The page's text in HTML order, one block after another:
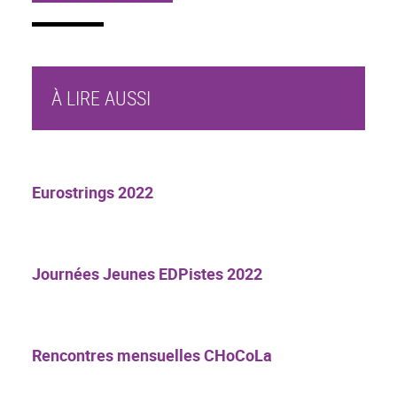
À LIRE AUSSI
Eurostrings 2022
Journées Jeunes EDPistes 2022
Rencontres mensuelles CHoCoLa